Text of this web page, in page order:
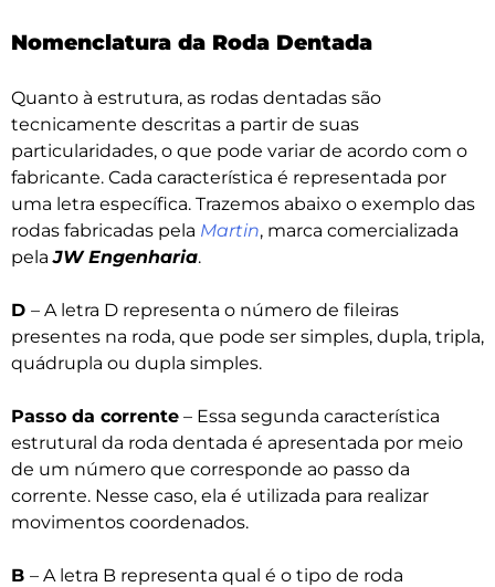
Nomenclatura da Roda Dentada
Quanto à estrutura, as rodas dentadas são
tecnicamente descritas a partir de suas
particularidades, o que pode variar de acordo com o
fabricante. Cada característica é representada por
uma letra específica. Trazemos abaixo o exemplo das
rodas fabricadas pela Martin, marca comercializada
pelaJW Engenharia.
D – A letra D representa o número de fileiras
presentes na roda, que pode ser simples, dupla, tripla,
quádrupla ou dupla simples.
Passo da corrente – Essa segunda característica
estrutural da roda dentada é apresentada por meio
de um número que corresponde ao passo da
corrente. Nesse caso, ela é utilizada para realizar
movimentos coordenados.
B – A letra B representa qual é o tipo de roda